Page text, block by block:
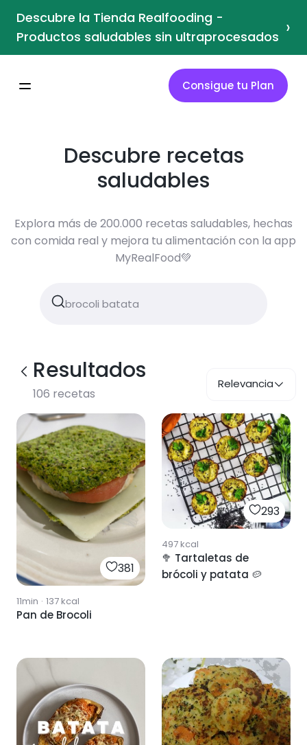
Descubre la Tienda Realfooding -
Productos saludables sin ultraprocesados ›
Consigue tu Plan
Descubre recetas
saludables
Explora más de 200.000 recetas saludables, hechas
con comida real y mejora tu alimentación con la app
MyRealFood💚
Resultados
106 recetas
Relevancia
381
11min · 137kcal
Pan de Brocoli
293
497kcal
🥦 Tartaletas de
brócoli y patata 🥔